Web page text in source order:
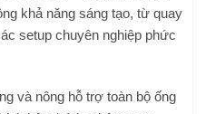
khả năng sáng tạo, từ quay
setup chuyên nghiệp phức